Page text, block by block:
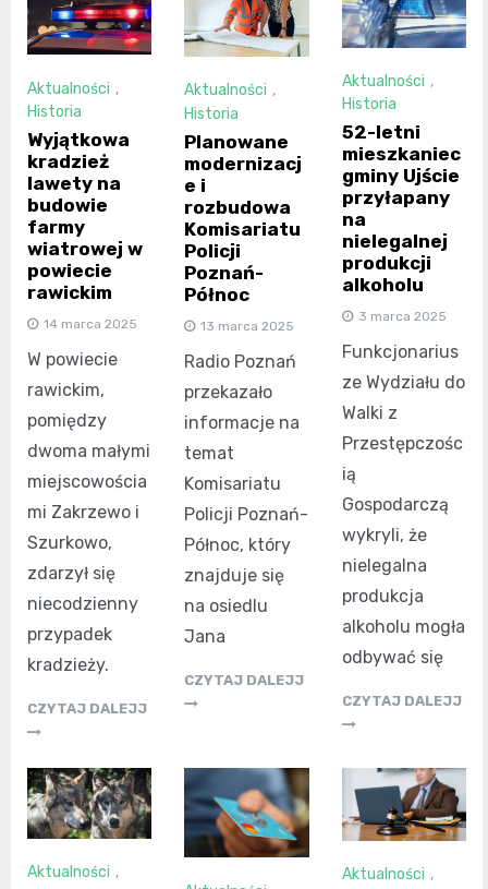
Aktualności ,
Historia
Wyjątkowa
kradzież
lawety na
budowie
farmy
wiatrowej w
powiecie
rawickim
14 marca 2025
W powiecie
rawickim,
pomiędzy
dwoma małymi
miejscowościa
mi Zakrzewo i
Szurkowo,
zdarzył się
niecodzienny
przypadek
kradzieży.
CZYTAJ DALEJJ
Aktualności ,
Historia
Planowane
modernizacj
e i
rozbudowa
Komisariatu
Policji
Poznań-
Północ
13 marca 2025
Radio Poznań
przekazało
informacje na
temat
Komisariatu
Policji Poznań-
Północ, który
znajduje się
na osiedlu
Jana
CZYTAJ DALEJJ
Aktualności ,
Historia
52-letni
mieszkaniec
gminy Ujście
przyłapany
na
nielegalnej
produkcji
alkoholu
3 marca 2025
Funkcjonarius
ze Wydziału do
Walki z
Przestępczośc
ią
Gospodarczą
wykryli, że
nielegalna
produkcja
alkoholu mogła
odbywać się
CZYTAJ DALEJJ
Aktualności ,
Aktualności ,